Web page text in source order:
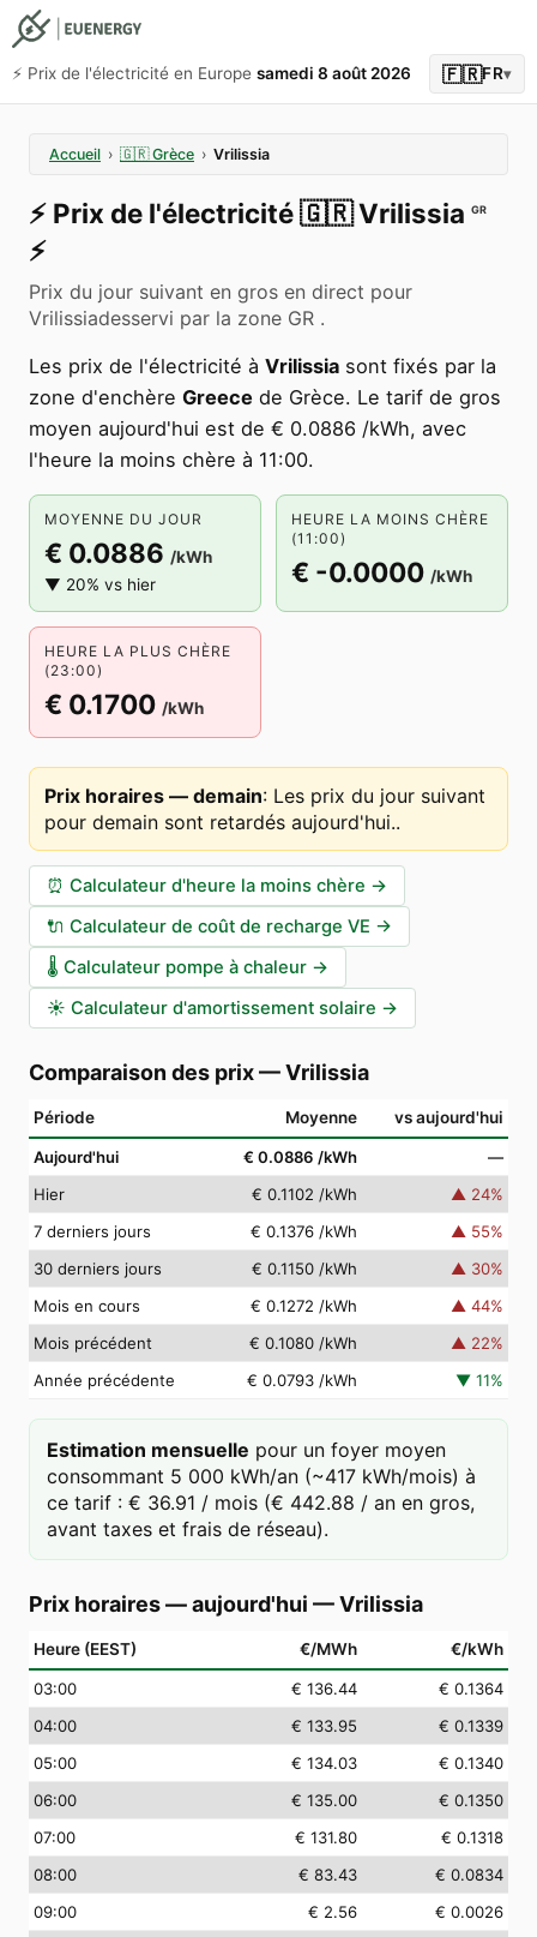
⚡️ Prix de l'électricité en Europe samedi 8 août 2026 🇫🇷FR▾
Accueil › 🇬🇷 Grèce › Vrilissia
⚡️ Prix de l'électricité🇬🇷Vrilissia GR
⚡️
Prix du jour suivant en gros en direct pour
Vrilissiadesservi par la zone GR .
Les prix de l'électricité à Vrilissia sont fixés par la
zone d'enchère Greece de Grèce. Le tarif de gros
moyen aujourd'hui est de € 0.0886 /kWh, avec
l'heure la moins chère à 11:00.
MOYENNE DU JOUR
€ 0.0886 /kWh
▼ 20% vs hier
HEURE LA MOINS CHÈRE
(11:00)
€ -0.0000 /kWh
HEURE LA PLUS CHÈRE
(23:00)
€ 0.1700 /kWh
Prix horaires — demain: Les prix du jour suivant
pour demain sont retardés aujourd'hui..
⏰ Calculateur d'heure la moins chère →
🔌 Calculateur de coût de recharge VE →
🌡️ Calculateur pompe à chaleur →
☀️ Calculateur d'amortissement solaire →
Comparaison des prix—Vrilissia
Période Moyenne vs aujourd'hui
Aujourd'hui € 0.0886 /kWh
—
Hier
€ 0.1102 /kWh ▲ 24%
7 derniers jours
€ 0.1376 /kWh ▲ 55%
30 derniers jours
€ 0.1150 /kWh ▲ 30%
Mois en cours
€ 0.1272 /kWh ▲ 44%
Mois précédent
€ 0.1080 /kWh ▲ 22%
Année précédente
€ 0.0793 /kWh ▼ 11%
Estimation mensuelle pour un foyer moyen
consommant 5 000 kWh/an (~417 kWh/mois) à
ce tarif : € 36.91 / mois (€ 442.88 / an en gros,
avant taxes et frais de réseau).
Prix horaires — aujourd'hui —Vrilissia
Heure (EEST) €/MWh €/kWh
03:00 € 136.44
€ 0.1364
04:00 € 133.95
€ 0.1339
05:00 € 134.03
€ 0.1340
06:00 € 135.00
€ 0.1350
07:00 € 131.80
€ 0.1318
08:00 € 83.43
€ 0.0834
09:00 € 2.56
€ 0.0026